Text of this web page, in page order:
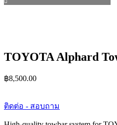
TOYOTA Alphard
฿8,500.00
ติดต่อ - สอบถาม